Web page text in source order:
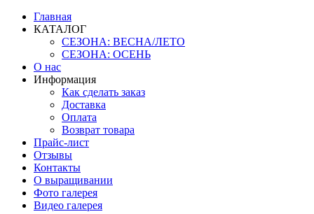
Главная
КАТАЛОГ
СЕЗОНА: ВЕСНА/ЛЕТО
СЕЗОНА: ОСЕНЬ
О нас
Информация
Как сделать заказ
Доставка
Оплата
Возврат товара
Прайс-лист
Отзывы
Контакты
О выращивании
Фото галерея
Видео галерея